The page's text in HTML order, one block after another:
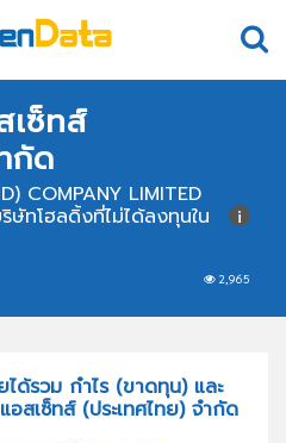
ซ็ทส์
กัด
COMPANY LIMITED
2,965
ทโฮลดิ้งที่ไม่ได้ลงทุนใน
ได้รวม กำไร (ขาดทุน) และ
สเซ็ทส์ (ประเทศไทย) จำกัด